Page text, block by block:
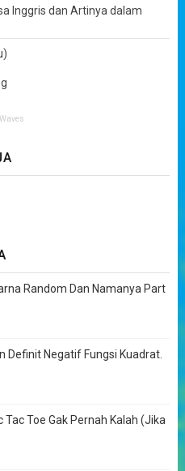
Inggris dan Artinya dalam
Random Dan Namanya Part
Definit Negatif Fungsi Kuadrat.
Tac Toe Gak Pernah Kalah (Jika